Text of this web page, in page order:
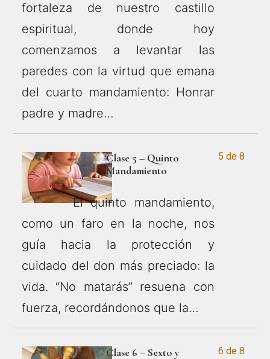
fortaleza de nuestro castillo
espiritual, donde hoy
comenzamos a levantar las
paredes con la virtud que emana
del cuarto mandamiento: Honrar
padre y madre…
5 de 8
Clase 5 – Quinto
Mandamiento
El quinto mandamiento,
como un faro en la noche, nos
guía hacia la protección y
cuidado del don más preciado: la
vida. “No matarás” resuena con
fuerza, recordándonos que la…
6 de 8
Clase 6 – Sexto y